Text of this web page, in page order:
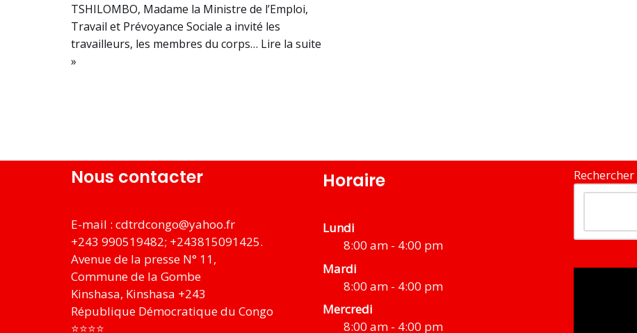
TSHILOMBO, Madame la Ministre de l’Emploi,
Travail et Prévoyance Sociale a invité les
travailleurs, les membres du corps… Lire la suite
»
Nous contacter
E-mail : cdtrdcongo@yahoo.fr
+243 990519482; +243815091425.
Avenue de la presse N° 11,
Commune de la Gombe
Kinshasa, Kinshasa +243
République Démocratique du Congo
⭐⭐⭐⭐
Horaire
Lundi
8:00 am - 4:00 pm
Mardi
8:00 am - 4:00 pm
Mercredi
8:00 am - 4:00 pm
Rechercher